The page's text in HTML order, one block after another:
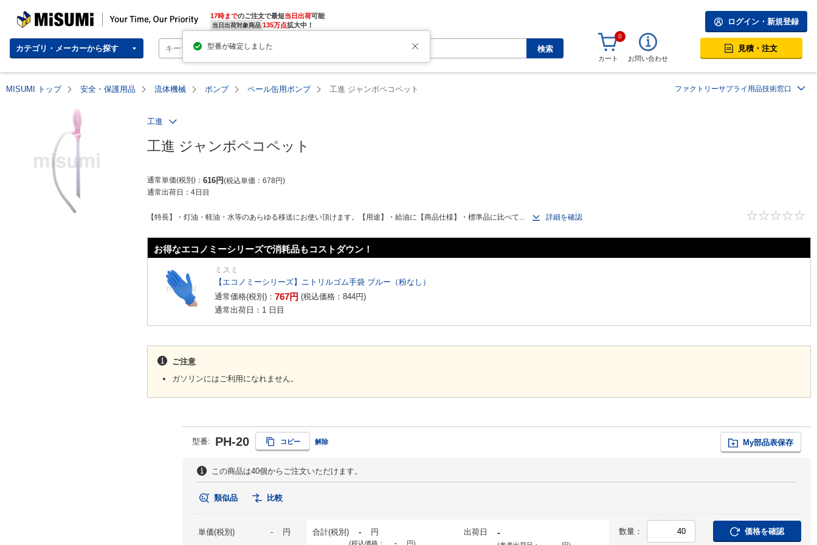
MISUMI | Your Time, Our Priority 17時までのご注文で最短当日出荷
当日出荷対象商品 135万点拡大中！
カテゴリ・メーカーから探す 検索
ログイン・新規登録
0
カート お問い合わせ
見積・注文
MISUMI トップ 安全・保護用品 流体機械 ポンプ ペール缶用ポンプ 工進 ジャンボペコペット ファクトリーサプライ用品技術窓口
工進
工進 ジャンボペコペット
通常単価(税別) 616円 税込単価 678円
通常出荷日： 4日目
【特長】・灯油・軽油・水等のあらゆる移送にお使い頂けます。【用途】・給油に【商品仕様】・標準品に比べて... 詳細を確認
お得なエコノミーシリーズで消耗品もコストダウン！
ミスミ
【エコノミーシリーズ】ニトリルゴム手袋 ブルー（粉なし）
通常価格(税別)： 767円 (税込価格： 844円)
通常出荷日：1 日目
ご注意
ガソリンにはご利用になれません。
型番: PH-20 コピー 解除 My部品表保存
この商品は40個からご注文いただけます。
類似品 比較
単価(税別) - 円 合計(税別) - 円
(税込価格： - 円)
出荷日 - 数量： 価格を確認
型番が確定しました